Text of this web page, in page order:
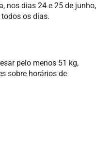
nos dias 24 e 25 de junho,
os dias.
pelo menos 51 kg,
sobre horários de